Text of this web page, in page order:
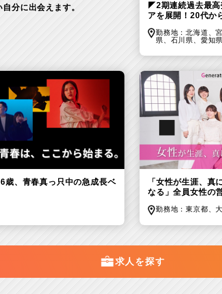
自分に出会えます。
◤2期連続過去最
アを展開！20代か
勤務地：北海道、
県、 石川県、 愛知県
歳、青春真っ只中の急成長ベ
「女性が生涯、真
なる」全員女性の
勤務地：東京都、
求人を探す